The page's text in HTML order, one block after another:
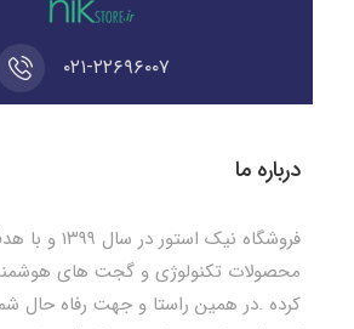
۰۲۱-۲۲۶۹۶۰۰۷
درباره ما
فروشگاه نیک
محصولات تکنولوژی و گجت های
کرده .در همین راستا و جهت رفاه حال